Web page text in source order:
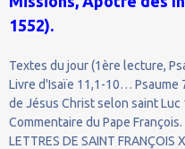
1552).
Textes du jour (1ère lecture,
Livre d'Isaïe 11,1-10…
de Jésus Christ selon saint Luc
Commentaire du Pape François.
LETTRES DE SAINT FRANÇOIS